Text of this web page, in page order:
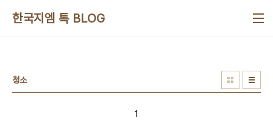
한국지엠 톡 BLOG
청소
1